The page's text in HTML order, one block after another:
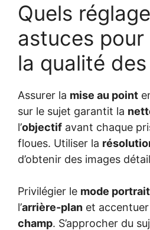
Quels
astuces
la qualité
Assurer la mise au point
sur le sujet garantit la
l’objectif avant chaque
floues. Utiliser la
d’obtenir des images
Privilégier le mode portrait
l’arrière-plan et accentuer
champ. S’approcher du